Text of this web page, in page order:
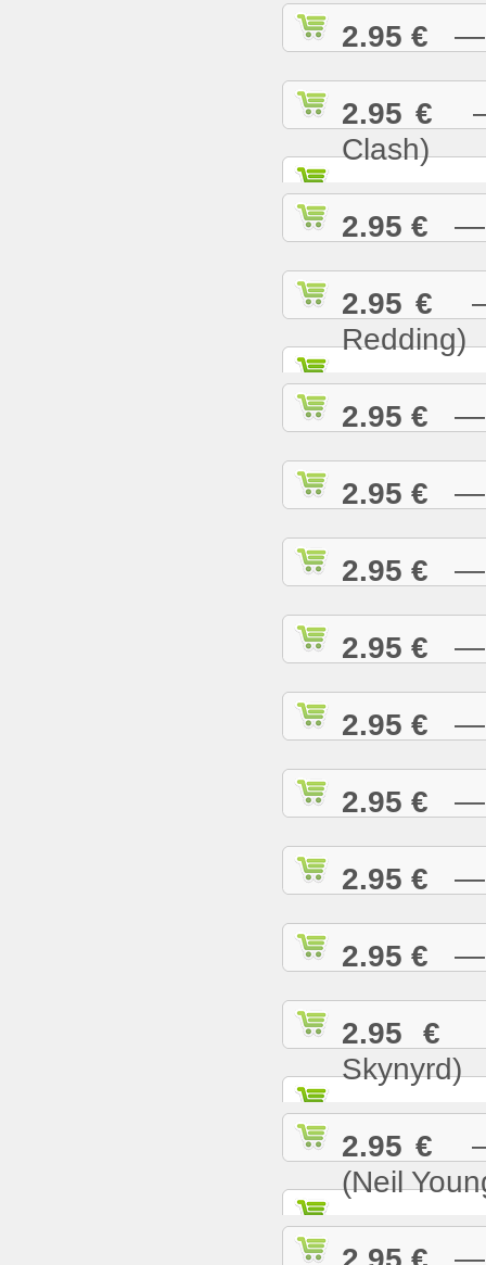
2.95 € —
2.95 € —
Clash)
2.95 € —
2.95 € —
Redding)
2.95 € —
2.95 € —
2.95 € —
2.95 € —
2.95 € —
2.95 € —
2.95 € —
2.95 € —
2.95 €
Skynyrd)
2.95 € —
(Neil